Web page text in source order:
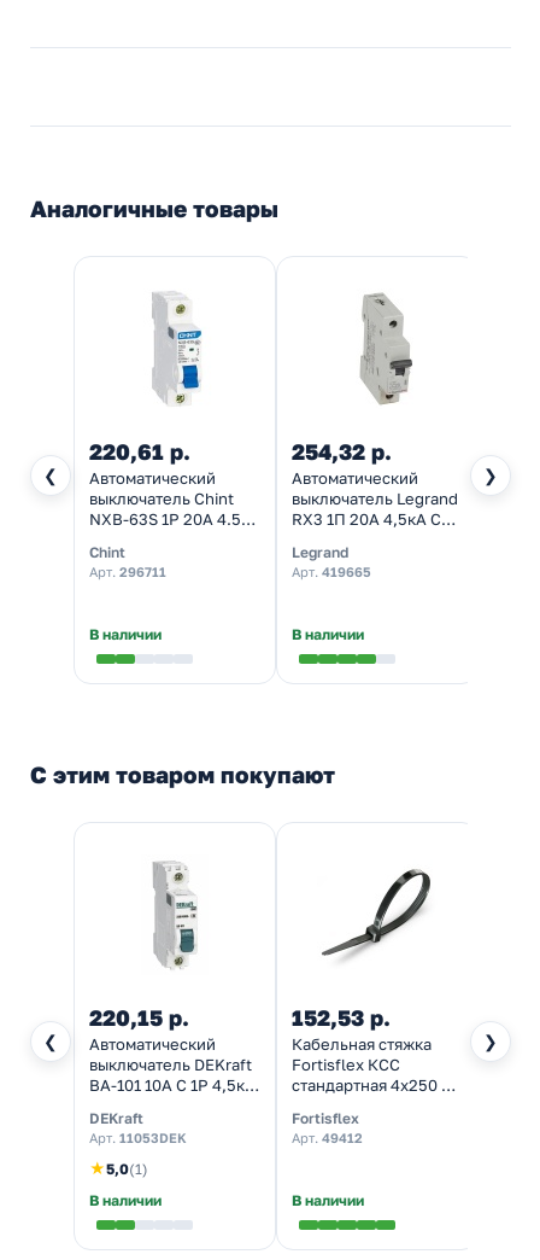
Аналогичные товары
❮ ❯
220,61 р.
Автоматический
выключатель Chint
NXB-63S 1P 20А 4.5kA
электрический)
Chint
Арт. 296711
В наличии
254,32 р.
Автоматический
выключатель Legrand
RX3 1П 20A 4,5кА C
электрический)
Legrand
Арт. 419665
В наличии
С этим товаром покупают
❮ ❯
220,15 р.
Автоматический
выключатель DEKraft
ВА-101 10A C 1P 4,5кА
электрический)
DEKraft
Арт. 11053DEK
★5,0(1)
В наличии
152,53 р.
Кабельная стяжка
Fortisflex КСС
стандартная 4х250 мм
100шт]
Fortisflex
Арт. 49412
В наличии